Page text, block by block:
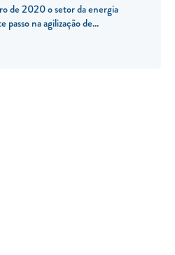
de 2020 o setor da energia
na agilização de...